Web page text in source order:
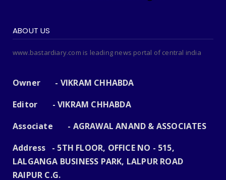
ABOUT US
www.bastardiary.com is leading news portal of central india
Owner - VIKRAM CHHABDA
Editor - VIKRAM CHHABDA
Associate - AGRAWAL ANAND & ASSOCIATES
Address - 5TH FLOOR, OFFICE NO - 515,
LALGANGA BUSINESS PARK, LALPUR ROAD
RAIPUR C.G.